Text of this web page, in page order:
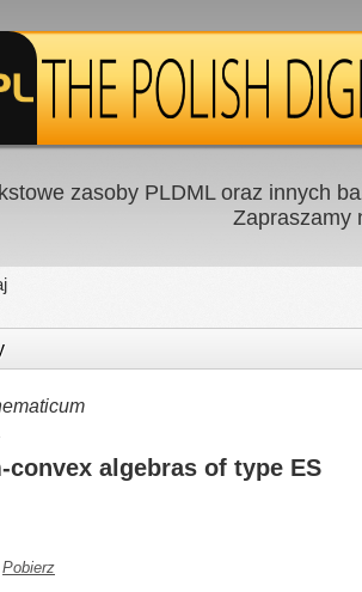
zasoby PLDML oraz innych
Zapraszamy
convex algebras of type ES
Pobierz